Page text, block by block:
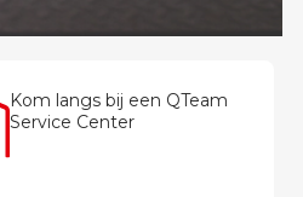
Kom langs bij een QTeam
Service Center